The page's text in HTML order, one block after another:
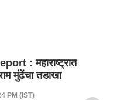
: महाराष्ट्रात
मुंढेंचा तडाखा
PM (IST)